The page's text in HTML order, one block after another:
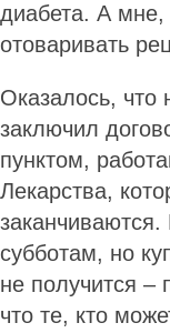
диабета. А мне,
отоваривать
Оказалось,
заключил
пунктом,
Лекарства,
заканчиваются.
субботам, но
не получится –
что те, кто